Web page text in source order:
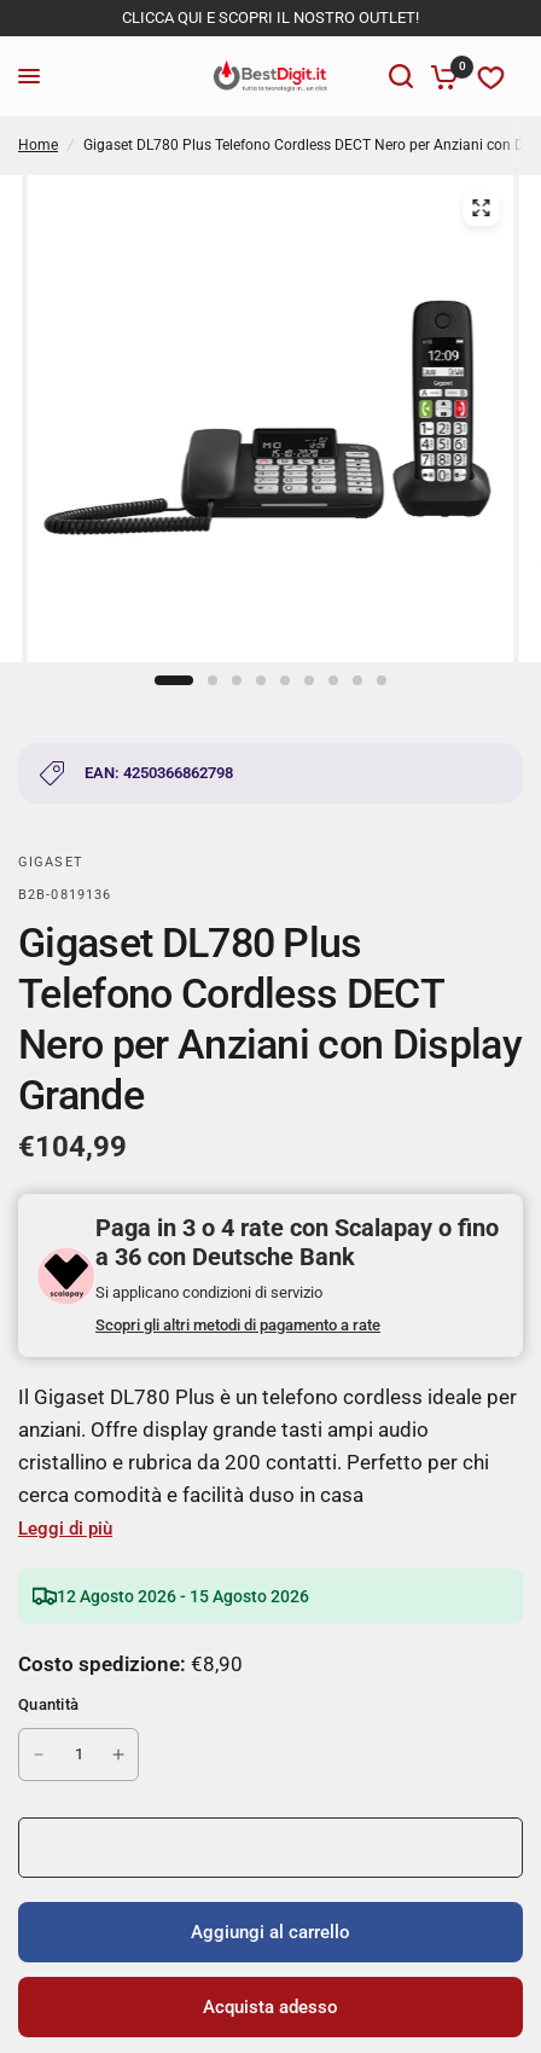
CLICCA QUI E SCOPRI IL NOSTRO OUTLET!
0
Home / Gigaset DL780 Plus Telefono Cordless DECT Nero per Anziani con
EAN: 4250366862798
GIGASET
B2B-0819136
Gigaset DL780 Plus
Telefono Cordless DECT
Nero per Anziani con Display
Grande
€104,99
Paga in 3 o 4 rate con Scalapay o fino
a 36 con Deutsche Bank
Si applicano condizioni di servizio
Scopri gli altri metodi di pagamento a rate
Il Gigaset DL780 Plus è un telefono cordless ideale per
anziani. Offre display grande tasti ampi audio
cristallino e rubrica da 200 contatti. Perfetto per chi
cerca comodità e facilità duso in casa
Leggi di più
12 Agosto 2026 - 15 Agosto 2026
Costo spedizione: €8,90
Quantità
Aggiungi al carrello
Acquista adesso